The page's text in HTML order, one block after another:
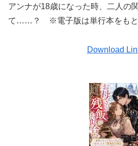
アンナが18歳になった時、二人の
て……？ ※電子版は単行本をもと
Download